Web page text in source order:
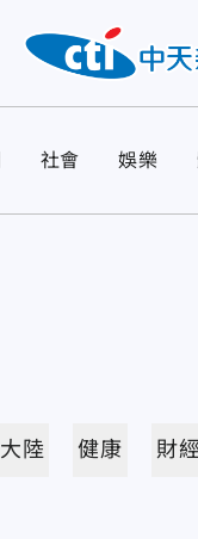
社會 娛樂
大陸 健康 財經